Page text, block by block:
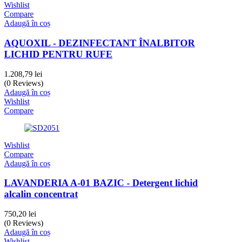
Wishlist
Compare
Adaugă în coș
AQUOXIL - DEZINFECTANT ÎNALBITOR
LICHID PENTRU RUFE
1.208,79 lei
(0 Reviews)
Adaugă în coș
Wishlist
Compare
Wishlist
Compare
Adaugă în coș
LAVANDERIA A-01 BAZIC - Detergent lichid
alcalin concentrat
750,20 lei
(0 Reviews)
Adaugă în coș